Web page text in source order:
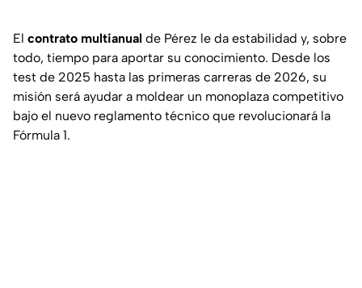
El contrato multianual de Pérez le da estabilidad y, sobre
todo, tiempo para aportar su conocimiento. Desde los
test de 2025 hasta las primeras carreras de 2026, su
misión será ayudar a moldear un monoplaza competitivo
bajo el nuevo reglamento técnico que revolucionará la
Fórmula 1.